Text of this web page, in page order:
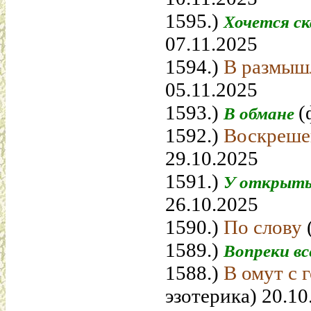
1595.) Хочется
07.11.2025
1594.) В
05.11.2025
1593.) В обмане
1592.)
29.10.2025
1591.) У
26.10.2025
1590.) По слову
1589.) Вопреки
1588.) В омут с
эзотерика)